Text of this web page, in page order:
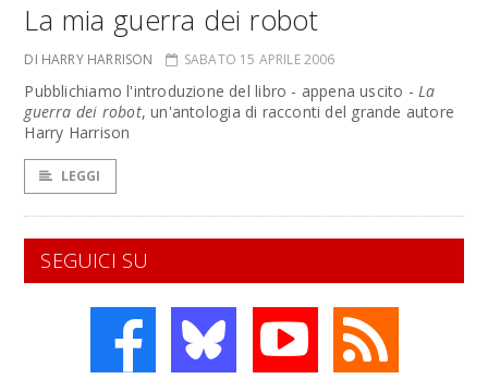
La mia guerra dei robot
DI HARRY HARRISON SABATO 15 APRILE 2006
Pubblichiamo l'introduzione del libro - appena uscito -La
guerra dei robot, un'antologia di racconti del grande autore
Harry Harrison
LEGGI
SEGUICI SU